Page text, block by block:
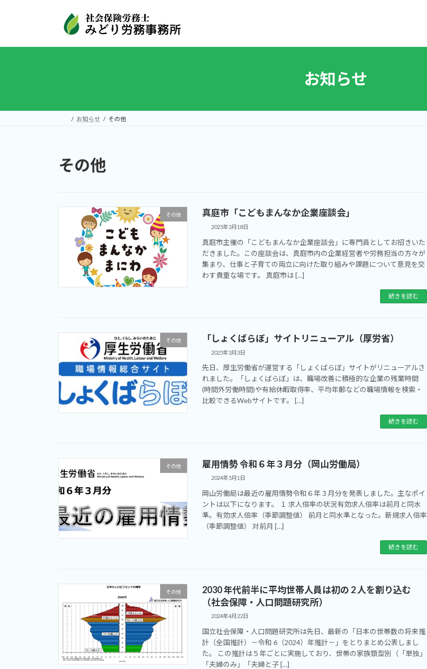
プ
動
お知らせ
お知らせ その他
その他
その他 真庭市「こどもまんなか企業座談会」
2025年3月18日
真庭市主催の「こどもまんなか企業座談会」に専門員としてお招きいた
だきました。この座談会は、真庭市内の企業経営者や労務担当の方々が
集まり、仕事と子育ての両立に向けた取り組みや課題について意見を交
わす貴重な場です。 真庭市は […]
続きを読む
その他 「しょくばらぼ」サイトリニューアル（厚労省）
2025年3月3日
先日、厚生労働省が運営する「しょくばらぼ」サイトがリニューアルさ
れました。「しょくばらぼ」は、職場改善に積極的な企業の残業時間
(時間外労働時間)や有給休暇取得率、平均年齢などの職場情報を検索・
比較できるWebサイトです。 […]
続きを読む
その他 雇用情勢 令和６年３月分（岡山労働局）
2024年5月1日
岡山労働局は最近の雇用情勢令和６年３月分を発表しました。主なポイ
ントは以下になります。 １ 求人倍率の状況有効求人倍率は前月と同水
準。有効求人倍率（季節調整値） 前月と同水準となった。新規求人倍率
（季節調整値） 対前月 […]
続きを読む
その他
2030 年代前半に平均世帯人員は初の 2 人を割り込む
（社会保障・人口問題研究所）
2024年4月22日
国立社会保障・人口問題研究所は先日、最新の「日本の世帯数の将来推
計（全国推計）－令和 6（2024）年推計－」をとりまとめ公表しまし
た。 この推計は５年ごとに実施しており、世帯の家族類型別（「単独」
「夫婦のみ」「夫婦と子 […]